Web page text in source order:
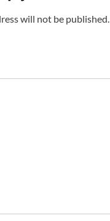
will not be published.